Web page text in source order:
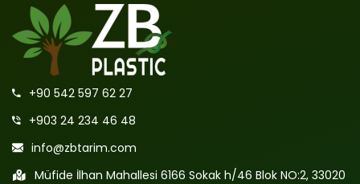
+90 542 597 62 27
+903 24 234 46 48
info@zbtarim.com
Müfide İlhan Mahallesi 6166 Sokak h/46 Blok NO:2, 33020